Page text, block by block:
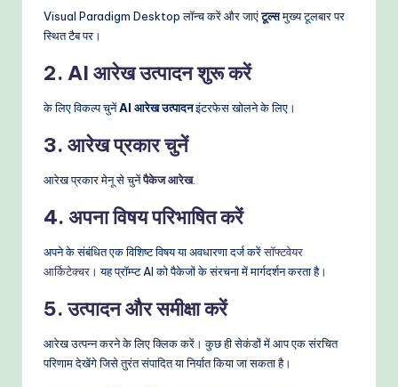
Visual Paradigm Desktop लॉन्च करें और जाएंटूल्समुख्य टूलबार पर
स्थित टैब पर।
2. AI आरेख उत्पादन शुरू करें
के लिए विकल्प चुनेंAI आरेख उत्पादनइंटरफेस खोलने के लिए।
3. आरेख प्रकार चुनें
आरेख प्रकार मेनू से चुनेंपैकेज आरेख.
4. अपना विषय परिभाषित करें
अपने के संबंधित एक विशिष्ट विषय या अवधारणा दर्ज करेंसॉफ्टवेयर
आर्किटेक्चर । यह प्रॉम्प्ट AI को पैकेजों के संरचना में मार्गदर्शन करता है।
5. उत्पादन और समीक्षा करें
आरेख उत्पन्न करने के लिए क्लिक करें। कुछ ही सेकंडों में आप एक संरचित
परिणाम देखेंगे जिसे तुरंत संपादित या निर्यात किया जा सकता है।